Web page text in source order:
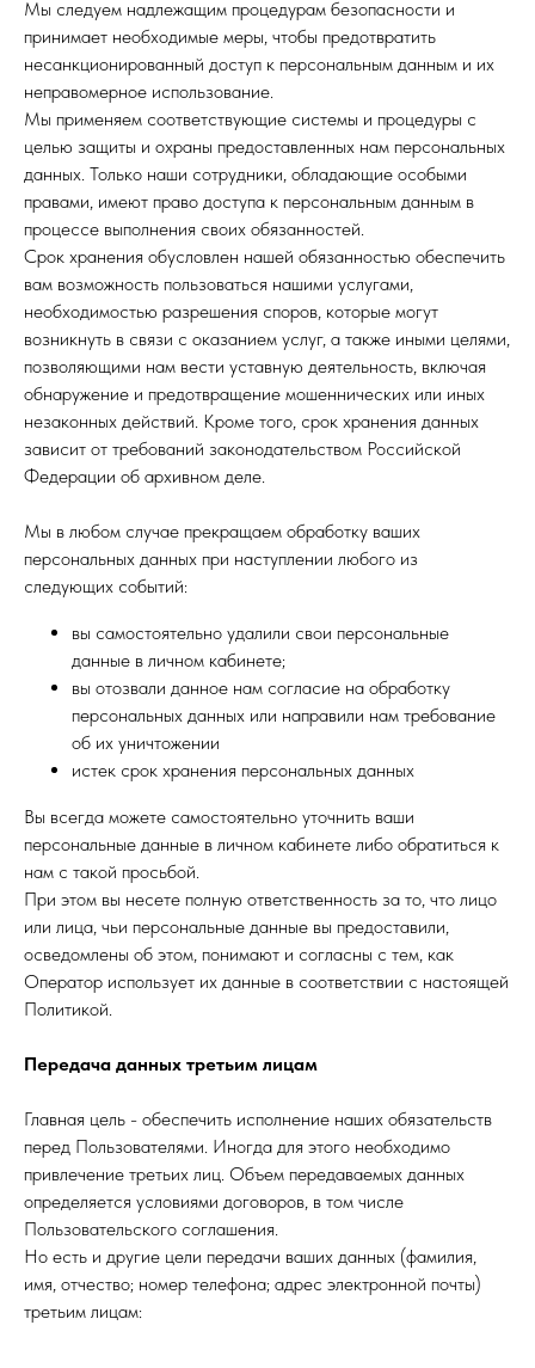
Мы следуем надлежащим процедурам безопасности и
принимает необходимые меры, чтобы предотвратить
несанкционированный доступ к персональным данным и их
неправомерное использование.
Мы применяем соответствующие системы и процедуры с
целью защиты и охраны предоставленных нам персональных
данных. Только наши сотрудники, обладающие особыми
правами, имеют право доступа к персональным данным в
процессе выполнения своих обязанностей.
Срок хранения обусловлен нашей обязанностью обеспечить
вам возможность пользоваться нашими услугами,
необходимостью разрешения споров, которые могут
возникнуть в связи с оказанием услуг, а также иными целями,
позволяющими нам вести уставную деятельность, включая
обнаружение и предотвращение мошеннических или иных
незаконных действий. Кроме того, срок хранения данных
зависит от требований законодательством Российской
Федерации об архивном деле.
Мы в любом случае прекращаем обработку ваших
персональных данных при наступлении любого из
следующих событий:
вы самостоятельно удалили свои персональные
данные в личном кабинете;
вы отозвали данное нам согласие на обработку
персональных данных или направили нам требование
об их уничтожении
истек срок хранения персональных данных
Вы всегда можете самостоятельно уточнить ваши
персональные данные в личном кабинете либо обратиться к
нам с такой просьбой.
При этом вы несете полную ответственность за то, что лицо
или лица, чьи персональные данные вы предоставили,
осведомлены об этом, понимают и согласны с тем, как
Оператор использует их данные в соответствии с настоящей
Политикой.
Передача данных третьим лицам
Главная цель - обеспечить исполнение наших обязательств
перед Пользователями. Иногда для этого необходимо
привлечение третьих лиц. Объем передаваемых данных
определяется условиями договоров, в том числе
Пользовательского соглашения.
Но есть и другие цели передачи ваших данных (фамилия,
имя, отчество; номер телефона; адрес электронной почты)
третьим лицам: